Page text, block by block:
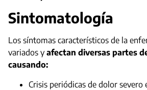
Sintomatología
Los síntomas característicos de la
variados yafectan diversas partes
causando:
Crisis periódicas de dolor severo